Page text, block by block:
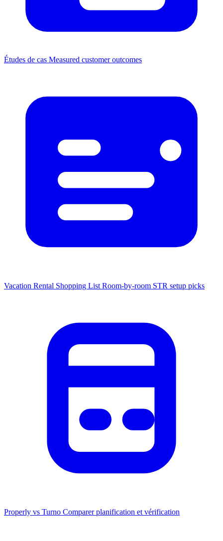
Études de cas Measured customer outcomes
Vacation Rental Shopping List Room-by-room STR setup picks
Properly vs Turno Comparer planification et vérification